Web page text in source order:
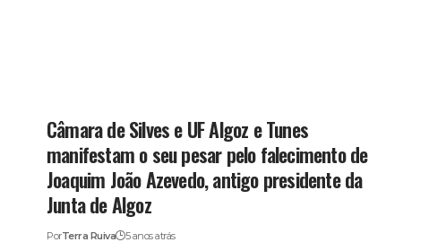
Câmara de Silves e UF Algoz e Tunes
manifestam o seu pesar pelo falecimento de
Joaquim João Azevedo, antigo presidente da
Junta de Algoz
PorTerra Ruiva 5 anos atrás